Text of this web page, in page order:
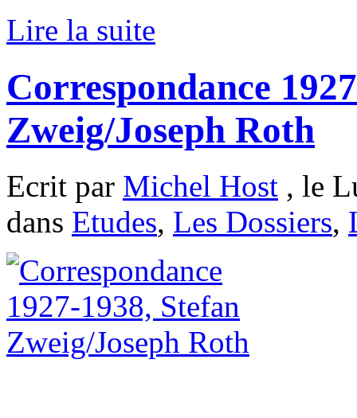
Lire la suite
Correspondance
Zweig/Joseph Roth
Ecrit par Michel Host , le
dans Etudes, Les Dossiers,